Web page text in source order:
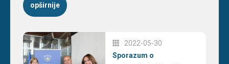
opširnije
2022-05-30
Sporazum o